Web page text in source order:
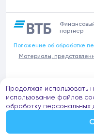
партнер
Положение об обработке
Материалы,
В связи с участившимися
имени компании
отделочных материалов
компания Донстрой
представительств
Продолжая использовать
использование файлов
обработку персональных